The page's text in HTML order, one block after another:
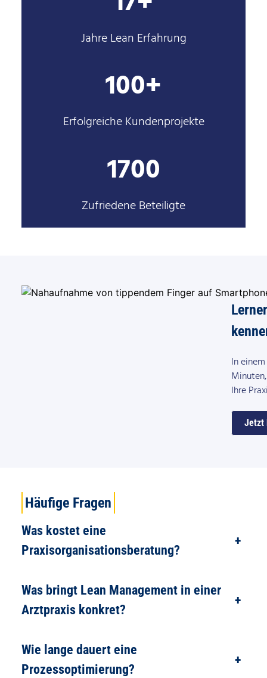
Jahre Lean Erfahrung
100+
Erfolgreiche Kundenprojekte
1700
Zufriedene Beteiligte
In
Ihre
Jetzt
Häufige Fragen
Was kostet eine
Praxisorganisationsberatung?
+
Was bringt Lean Management in einer
Arztpraxis konkret?
+
Wie lange dauert eine
Prozessoptimierung?
+